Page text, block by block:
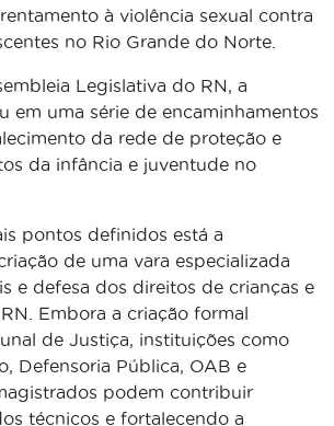
à violência sexual contra
no Rio Grande do Norte.
Legislativa do RN, a
em uma série de encaminhamentos
da rede de proteção e
da infância e juventude no
pontos definidos está a
de uma vara especializada
e defesa dos direitos de crianças e
Embora a criação formal
de Justiça, instituições como
Defensoria Pública, OAB e
podem contribuir
técnicos e fortalecendo a